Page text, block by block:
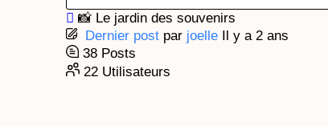
📸 Le jardin des souvenirs
Dernier post par joelle
Il y a 2 ans
38 Posts
22 Utilisateurs